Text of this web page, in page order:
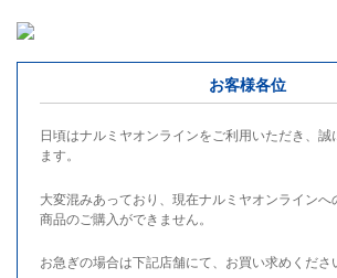
お客様各位
日頃はナルミヤオンラインをご利用いただき、
ます。
大変混みあっており、現在ナルミヤオンラインへ
商品のご購入ができません。
お急ぎの場合は下記店舗にて、お買い求めくださ